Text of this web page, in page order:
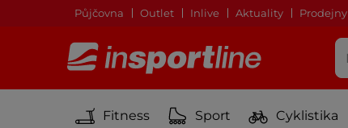
Půjčovna Outlet Inlive Aktuality Prodejny
Fitness Sport Cyklistika